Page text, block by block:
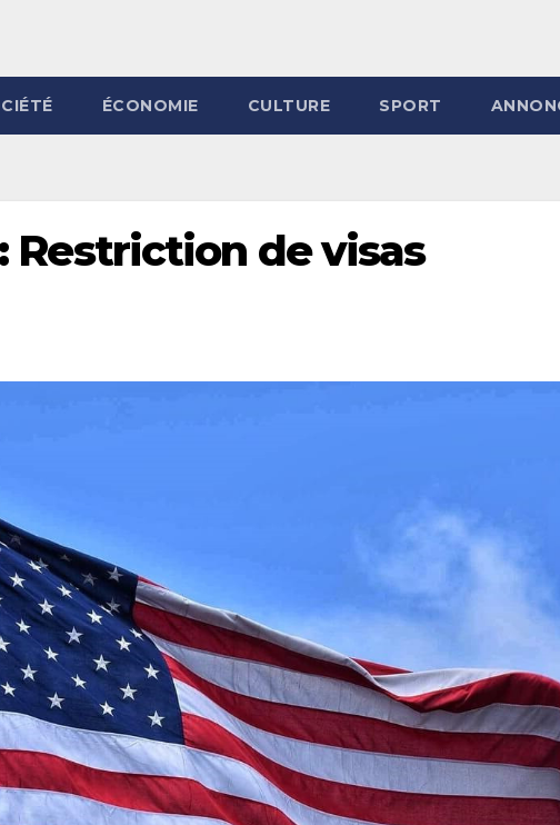
ÉCONOMIE CULTURE SPORT
Restriction de visas